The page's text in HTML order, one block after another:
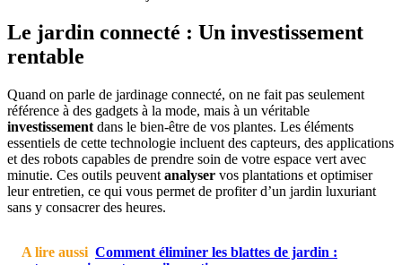
Le jardin connecté : Un investissement
rentable
Quand on parle de jardinage connecté, on ne fait pas seulement
référence à des gadgets à la mode, mais à un véritable
investissement dans le bien-être de vos plantes. Les éléments
essentiels de cette technologie incluent des capteurs, des applications
et des robots capables de prendre soin de votre espace vert avec
minutie. Ces outils peuvent analyser vos plantations et optimiser
leur entretien, ce qui vous permet de profiter d’un jardin luxuriant
sans y consacrer des heures.
A lire aussi Comment éliminer les blattes de jardin :